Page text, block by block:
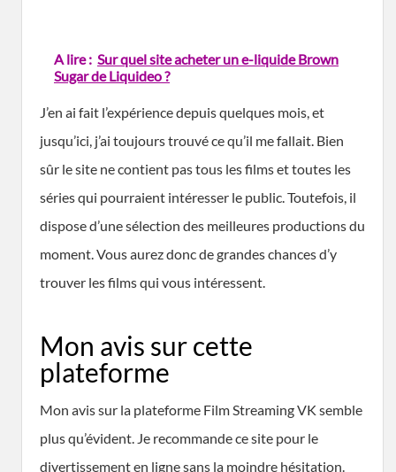
A lire : Sur quel site acheter un e-liquide Brown
Sugar de Liquideo ?
J’en ai fait l’expérience depuis quelques mois, et
jusqu’ici, j’ai toujours trouvé ce qu’il me fallait. Bien
sûr le site ne contient pas tous les films et toutes les
séries qui pourraient intéresser le public. Toutefois, il
dispose d’une sélection des meilleures productions du
moment. Vous aurez donc de grandes chances d’y
trouver les films qui vous intéressent.
Mon avis sur cette
plateforme
Mon avis sur la plateforme Film Streaming VK semble
plus qu’évident. Je recommande ce site pour le
divertissement en ligne sans la moindre hésitation.